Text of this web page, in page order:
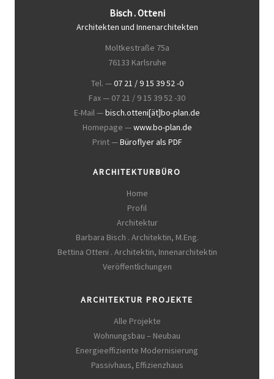
Bisch . Otteni
Architekten und Innenarchitekten
Moltkestraße 75a
76133 Karlsruhe
Tel. —07 21 / 9 15 39 52 -0
Fax — 07 21 / 9 15 39 52 -30
E-Mail —bisch.otteni[ät]bo-plan.de
Homepage —www.bo-plan.de
Print —Büroflyer als PDF
ARCHITEKTURBÜRO
Home
Profil
Architektur
Barbara Bisch . Architektin, M.Eng.
Bettina Otteni . Architektin, Innenarchitektin
Veröffentlichungen
ARCHITEKTUR PROJEKTE
Alle Projekte
Wohnungsbau – Neubau
Energieeffiziente Modernisierung
Passivhaus, Effizienzhaus